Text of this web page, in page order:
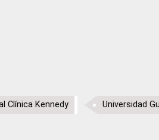
Clínica Kennedy Universidad